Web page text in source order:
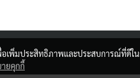
อเพิ่มประสิทธิภาพและประสบการณ์ที่ดีใ
ยคุกกี้